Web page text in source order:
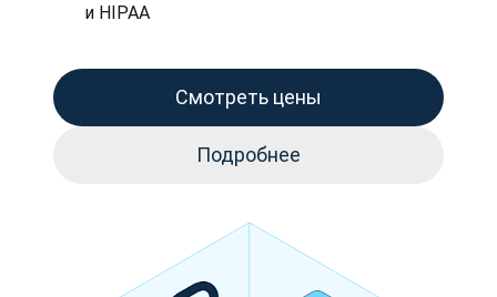
и HIPAA
Смотреть цены
Подробнее